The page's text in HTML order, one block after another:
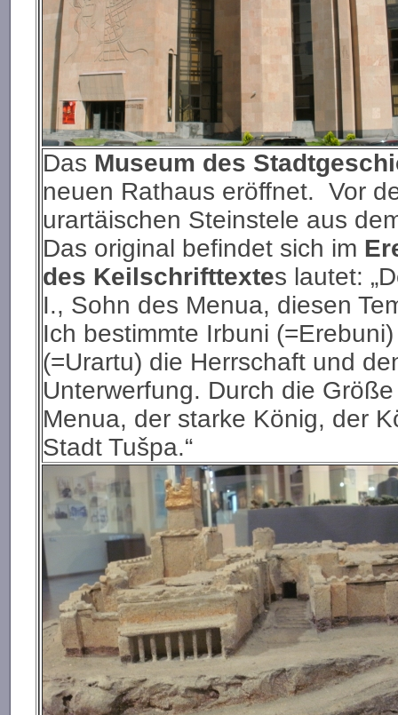
Das Museum des
neuen Rathaus eröffnet. Vor
urartäischen Steinstele aus
Das original befindet sich im
des Keilschrifttextes lautet:
I., Sohn des Menua, diesen
Ich bestimmte Irbuni
(=Urartu) die Herrschaft und
Unterwerfung. Durch die
Menua, der starke König, der
Stadt Tušpa.“